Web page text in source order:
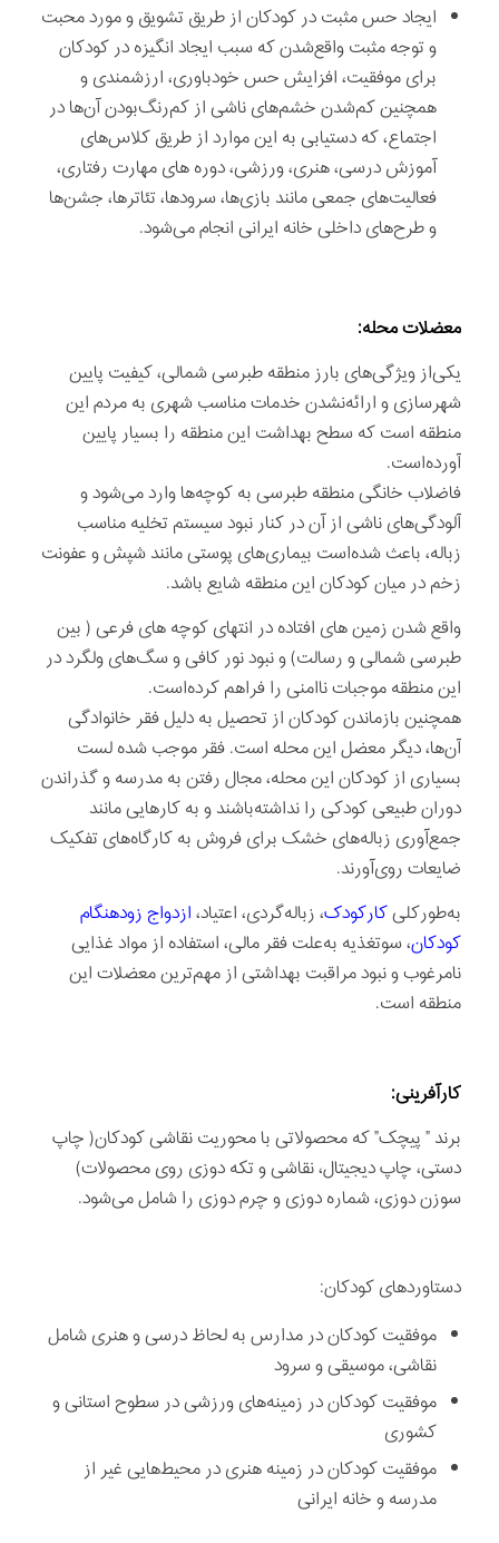
ايجاد حس مثبت در كودكان از طريق تشويق و مورد محبت
و توجه مثبت واقع‌شدن كه سبب ايجاد انگيزه در كودكان
برای موفقيت، افزايش حس خودباوری، ارزشمندی و
همچنين كم‌شدن خشم‌های ناشی از كم‌رنگ‌بودن آن‌ها در
اجتماع، كه دستيابی به اين موارد از طريق كلاس‌های
آموزش درسی، هنری، ورزشی، دوره های مهارت رفتاری،
فعاليت‌های جمعی مانند بازی‌ها، سرودها، تئاترها، جشن‌ها
و طرح‌های داخلی خانه ايرانی انجام می‌شود.
معضلات محله:
یکی‌از ویژگی‌های بارز منطقه طبرسی شمالی، کیفیت پایین
شهرسازی و ارائه‌نشدن خدمات مناسب شهری به مردم این
منطقه است که سطح بهداشت این منطقه را بسیار پایین
آورده‌است.
فاضلاب خانگی منطقه طبرسی به کوچه‌ها وارد می‌شود و
آلودگی‌های ناشی از آن در کنار نبود سیستم تخلیه مناسب
زباله، باعث‌ شده‌است بیماری‌های پوستی مانند شپش و عفونت
زخم‌ در میان کودکان این منطقه شایع باشد.
واقع شدن زمين های افتاده در انتهای كوچه های فرعی ( بين
طبرسی شمالی و رسالت) و نبود نور كافی و سگ‌های ولگرد در
اين منطقه موجبات ناامنی را فراهم كرده‌است.
همچنین بازماندن کودکان از تحصیل به دلیل فقر خانوادگی
آن‌ها، دیگر معضل این محله است. فقر موجب شده لست
بسیاری از کودکان این محله، مجال رفتن به مدرسه و گذراندن
دوران طبیعی کودکی را نداشته‌باشند و به کارهایی مانند
جمع‌آوری زباله‌های خشک برای فروش به کارگاه‌های تفکیک
ضایعات روی‌آورند.
به‌طور‌کلیکار‌کودک، زباله‌گردی، اعتیاد،ازدواج زودهنگام
کودکان، سوتغذیه به‌علت فقر مالی، استفاده از مواد غذایی
نامرغوب و نبود مراقبت بهداشتی از مهم‌ترین معضلات این
منطقه است.
كارآفرينی:
برند ” پیچک” که محصولاتی با محوریت نقاشی کودکان( چاپ
دستی، چاپ دیجیتال، نقاشی و تکه دوزی روی محصولات)
سوزن دوزی، شماره دوزی و چرم دوزی را شامل می‌شود.
دستاوردهای كودكان:
موفقيت كودكان در مدارس به لحاظ درسی و هنری شامل
نقاشی، موسيقی و سرود
موفقيت كودكان در زمينه‌های ورزشی در سطوح استانی و
كشوری
موفقيت كودكان در زمينه‌ هنری در محيط‌هایی غير از
مدرسه و خانه ايرانی